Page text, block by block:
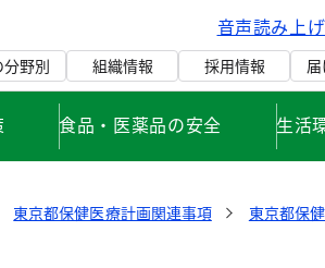
音声読み上
野別 組織情報 採用情報
食品・医薬品の安全 生活
東京都保健医療計画関連事項
東京都保